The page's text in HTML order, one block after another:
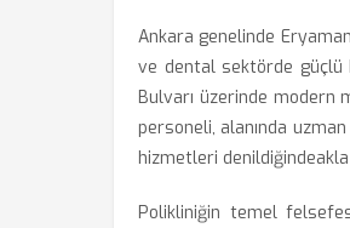
Ankara genelinde
ve dental sektörde güçlü
Bulvarı üzerinde modern
personeli, alanında
hizmetleri
Polikliniğin temel